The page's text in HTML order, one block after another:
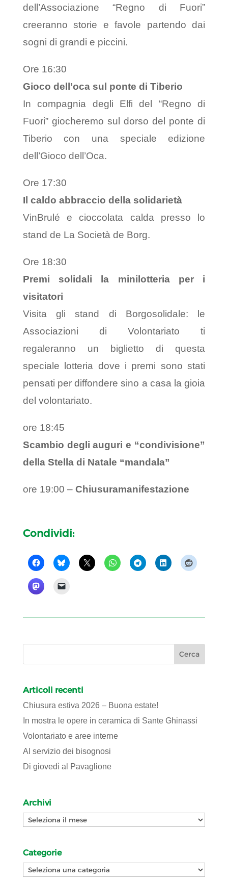
dell’Associazione “Regno di Fuori”
creeranno storie e favole partendo dai
sogni di grandi e piccini.
Ore 16:30
Gioco dell’oca sul ponte di Tiberio
In compagnia degli Elfi del “Regno di
Fuori” giocheremo sul dorso del ponte di
Tiberio con una speciale edizione
dell’Gioco dell’Oca.
Ore 17:30
Il caldo abbraccio della solidarietà
VinBrulé e cioccolata calda presso lo
stand de La Società de Borg.
Ore 18:30
Premi solidali la minilotteria per i
visitatori
Visita gli stand di Borgosolidale: le
Associazioni di Volontariato ti
regaleranno un biglietto di questa
speciale lotteria dove i premi sono stati
pensati per diffondere sino a casa la gioia
del volontariato.
ore 18:45
Scambio degli auguri e “condivisione”
della Stella di Natale “mandala”
ore 19:00 – C hiusuramanifestazione
Condividi:
Articoli recenti
Chiusura estiva 2026 – Buona estate!
In mostra le opere in ceramica di Sante Ghinassi
Volontariato e aree interne
Al servizio dei bisognosi
Di giovedì al Pavaglione
Archivi
Archivi
Categorie
Categorie